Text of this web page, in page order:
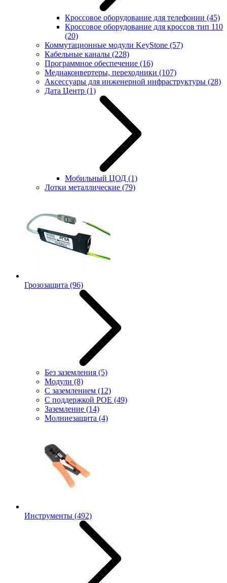
Кроссовое оборудование для телефонии (45)
Кроссовое оборудование для кроссов тип 110
(20)
Коммутационные модули KeyStone (57)
Кабельные каналы (228)
Программное обеспечение (16)
Медиаконвертеры, переходники (107)
Аксессуары для инженерной инфраструктуры (28)
Дата Центр (1)
Мобильный ЦОД (1)
Лотки металлические (79)
Грозозащита (96)
Без заземления (5)
Модули (8)
С заземлением (12)
С поддержкой POE (49)
Заземление (14)
Молниезащита (4)
Инструменты (492)